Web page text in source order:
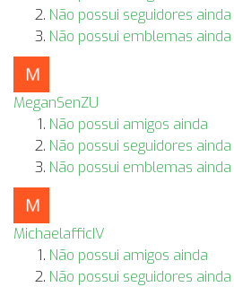
Não possui seguidores ainda
Não possui emblemas ainda
MeganSenZU
Não possui amigos ainda
Não possui seguidores ainda
Não possui emblemas ainda
MichaelafficIV
Não possui amigos ainda
Não possui seguidores ainda